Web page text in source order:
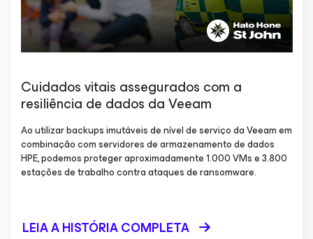
Cuidados vitais assegurados com a
resiliência de dados da Veeam
Ao utilizar backups imutáveis de nível de serviço da Veeam em
combinação com servidores de armazenamento de dados
HPE, podemos proteger aproximadamente 1.000 VMs e 3.800
estações de trabalho contra ataques de ransomware.
LEIA A HISTÓRIA COMPLETA